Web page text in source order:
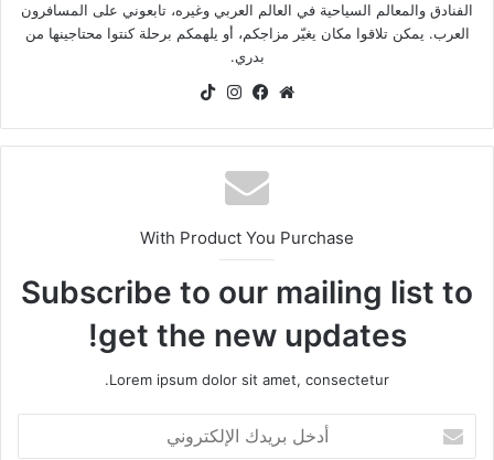
الفنادق والمعالم السياحية في العالم العربي وغيره، تابعوني على المسافرون
العرب. يمكن تلاقوا مكان يغيّر مزاجكم، أو يلهمكم برحلة كنتوا محتاجينها من
بدري.
موقعفيسبوكانستقرام
With Product You Purchase
Subscribe to our mailing list to
get the new updates!
Lorem ipsum dolor sit amet, consectetur.
بريدك